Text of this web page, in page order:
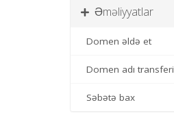
Əməliyyatlar
Domen əldə et
Domen adı transferi
Səbətə bax